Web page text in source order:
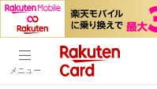
メニュー